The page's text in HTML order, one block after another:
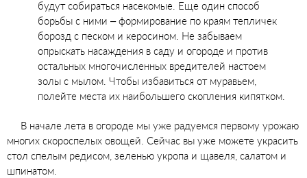
будут собираться насекомые. Еще один способ
борьбы с ними – формирование по краям тепличек
борозд с песком и керосином. Не забываем
опрыскать насаждения в саду и огороде и против
остальных многочисленных вредителей настоем
золы с мылом. Чтобы избавиться от муравьем,
полейте места их наибольшего скопления кипятком.
В начале лета в огороде мы уже радуемся первому урожаю
многих скороспелых овощей. Сейчас вы уже можете украсить
стол спелым редисом, зеленью укропа и щавеля, салатом и
шпинатом.